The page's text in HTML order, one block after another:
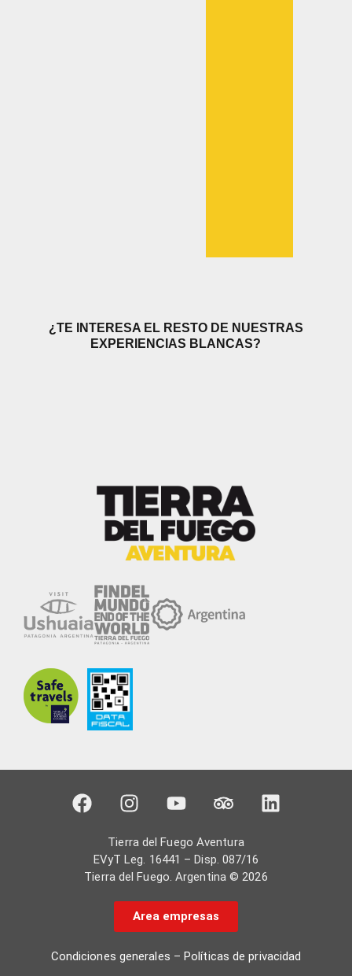
¿TE INTERESA EL RESTO DE NUESTRAS
EXPERIENCIAS BLANCAS?
Tierra del Fuego Aventura
EVyT Leg. 16441 – Disp. 087/16
Tierra del Fuego. Argentina © 2026
Area empresas
Condiciones generales –Políticas de privacidad